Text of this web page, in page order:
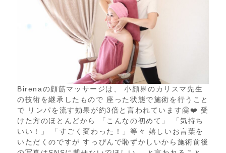
Birenaの顔筋マッサージは、 小顔界のカリスマ先生
の技術を継承したもので 座った状態で施術を行うこと
で リンパを流す効果が約3倍と言われています🤗❤️ 受
けた方のほとんどから 「こんなの初めて」 「気持ち
いい！」 「すごく変わった！」等々 嬉しいお言葉を
いただくのですが すっぴんで恥ずかしいから施術前後